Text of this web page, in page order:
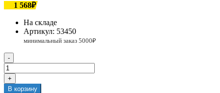
1 568₽
На складе
Артикул: 53450
-
+
В корзину